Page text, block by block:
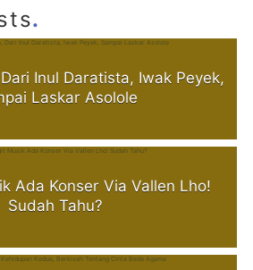
.
Inul Daratista, Iwak Peyek,
Laskar Asolole
Ada Konser Via Vallen Lho!
Sudah Tahu?